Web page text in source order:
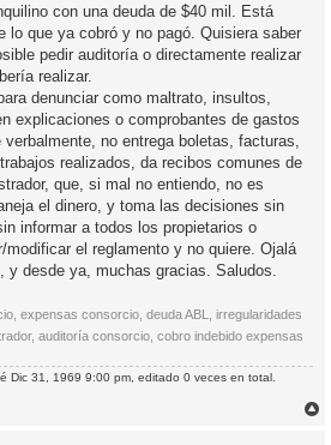
con una deuda de $40 mil. Está
lo que ya cobró y no pagó. Quisiera saber
pedir auditoría o directamente realizar
realizar.
denunciar como maltrato, insultos,
explicaciones o comprobantes de gastos
no entrega boletas, facturas,
realizados, da recibos comunes de
que, si mal no entiendo, no es
el dinero, y toma las decisiones sin
informar a todos los propietarios o
el reglamento y no quiere. Ojalá
y desde ya, muchas gracias. Saludos.
expensas consorcio, deuda ABL, irregularidades
auditoría consorcio, cobro indebido expensas
Dic 31, 1969 9:00 pm, editado 0 veces en total.